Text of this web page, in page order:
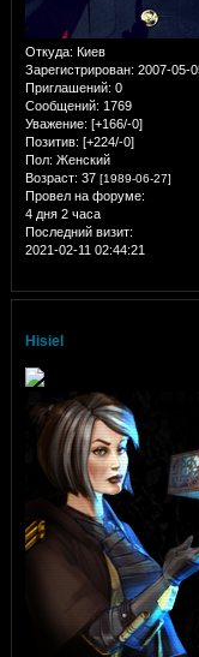
Откуда: Киев
Зарегистрирован: 2007-05-
Приглашений: 0
Сообщений: 1769
Уважение: [+166/-0]
Позитив: [+224/-0]
Пол: Женский
Возраст: 37 [1989-06-27]
Провел на форуме:
4 дня 2 часа
Последний визит:
2021-02-11 02:44:21
Hisiel